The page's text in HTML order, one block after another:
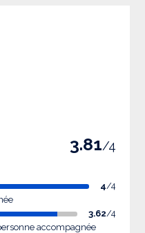
3.81/4
4/4
3.62/4
accompagnée